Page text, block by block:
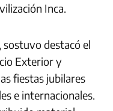
Inca.
sostuvo destacó el
Exterior y
fiestas jubilares
e internacionales.